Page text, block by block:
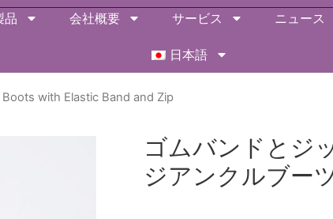
品 会社概要 サービス ニュース
日本語
with Elastic Band and Zip
ゴムバンドとジ
ジアンクルブー